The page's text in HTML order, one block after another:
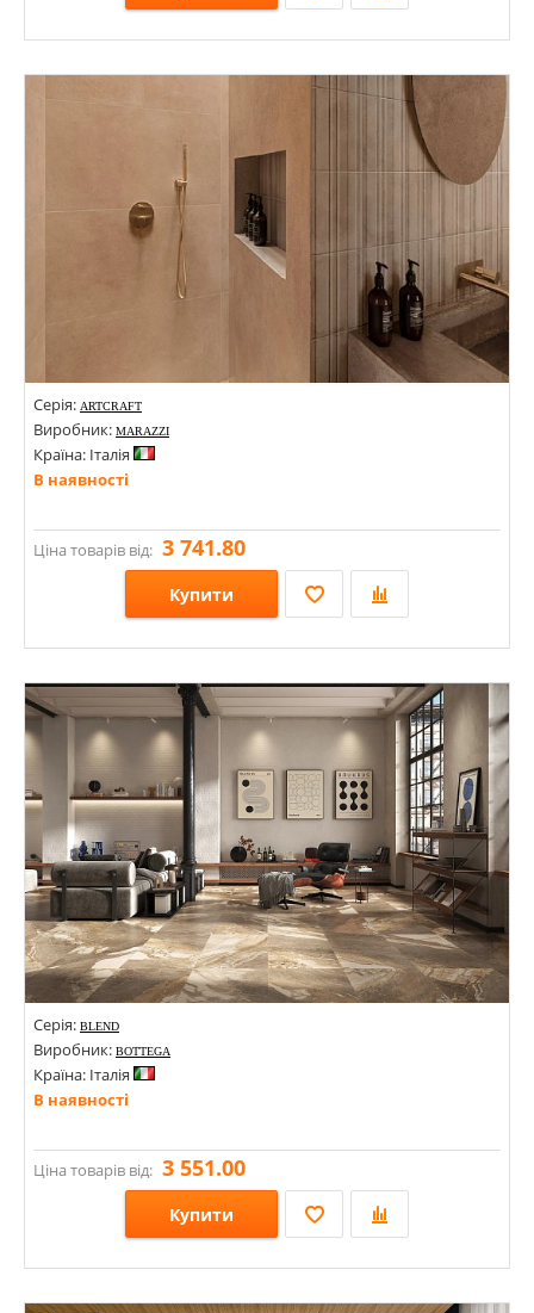
Розміри: 1200х1200х9;
Стилі: Під камінь;
Кольори:
Серія: ARTCRAFT
Виробник: MARAZZI
Країна: Італія
В наявності
Ціна товарів від: 3 741.80
Купити
Розміри: 53х300х10;
Стилі: Під цеглу;
Кольори:
Серія: BLEND
Виробник: BOTTEGA
Країна: Італія
В наявності
Ціна товарів від: 3 551.00
Купити
Розміри: 600х1200х8,5;
Стилі: Під камінь;